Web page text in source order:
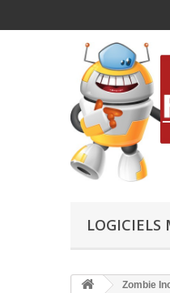
LOGICIELS
Zombie